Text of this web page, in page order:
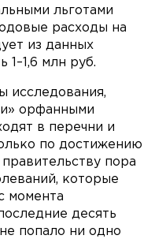
льготами
расходы на
из данных
1–1,6 млн руб.
исследования,
орфанными
в перечни и
по достижению
пора
которые
момента
десять
попало ни одно